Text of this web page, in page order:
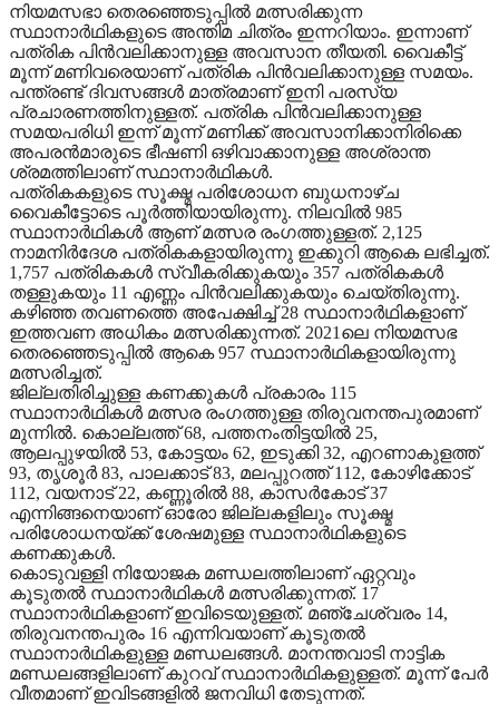
നിയമസഭാ തെരഞ്ഞെടുപ്പില്‍ മത്സരിക്കുന്ന
സ്ഥാനാര്‍ഥികളുടെ അന്തിമ ചിത്രം ഇന്നറിയാം. ഇന്നാണ്
പത്രിക പിന്‍വലിക്കാനുള്ള അവസാന തീയതി. വൈകീട്ട്
മൂന്ന് മണിവരെയാണ് പത്രിക പിന്‍വലിക്കാനുള്ള സമയം.
പന്ത്രണ്ട് ദിവസങ്ങള്‍ മാത്രമാണ് ഇനി പരസ്യ
പ്രചാരണത്തിനുള്ളത്. പത്രിക പിന്‍വലിക്കാനുള്ള
സമയപരിധി ഇന്ന് മൂന്ന് മണിക്ക് അവസാനിക്കാനിരിക്കെ
അപരന്‍മാരുടെ ഭീഷണി ഒഴിവാക്കാനുള്ള അശ്രാന്ത
ശ്രമത്തിലാണ് സ്ഥാനാര്‍ഥികള്‍.
പത്രികകളുടെ സൂക്ഷ്മ പരിശോധന ബുധനാഴ്ച
വൈകീട്ടോടെ പൂര്‍ത്തിയായിരുന്നു. നിലവില്‍ 985
സ്ഥാനാര്‍ഥികള്‍ ആണ് മത്സര രംഗത്തുള്ളത്. 2,125
നാമനിര്‍ദേശ പത്രികകളായിരുന്നു ഇക്കുറി ആകെ ലഭിച്ചത്.
1,757 പത്രികകള്‍ സ്വീകരിക്കുകയും 357 പത്രികകള്‍
തള്ളുകയും 11 എണ്ണം പിന്‍വലിക്കുകയും ചെയ്തിരുന്നു.
കഴിഞ്ഞ തവണത്തെ അപേക്ഷിച്ച് 28 സ്ഥാനാര്‍ഥികളാണ്
ഇത്തവണ അധികം മത്സരിക്കുന്നത്. 2021ലെ നിയമസഭ
തെരഞ്ഞെടുപ്പില്‍ ആകെ 957 സ്ഥാനാര്‍ഥികളായിരുന്നു
മത്സരിച്ചത്.
ജില്ലതിരിച്ചുള്ള കണക്കുകള്‍ പ്രകാരം 115
സ്ഥാനാര്‍ഥികള്‍ മത്സര രംഗത്തുള്ള തിരുവനന്തപുരമാണ്
മുന്നില്‍. കൊല്ലത്ത് 68, പത്തനംതിട്ടയില്‍ 25,
ആലപ്പുഴയില്‍ 53, കോട്ടയം 62, ഇടുക്കി 32, എറണാകുളത്ത്
93, തൃശൂര്‍ 83, പാലക്കാട് 83, മലപ്പുറത്ത് 112, കോഴിക്കോട്
112, വയനാട് 22, കണ്ണൂരില്‍ 88, കാസര്‍കോട് 37
എന്നിങ്ങനെയാണ് ഓരോ ജില്ലകളിലും സൂക്ഷ്മ
പരിശോധനയ്ക്ക് ശേഷമുള്ള സ്ഥാനാര്‍ഥികളുടെ
കണക്കുകള്‍.
കൊടുവള്ളി നിയോജക മണ്ഡലത്തിലാണ് ഏറ്റവും
കൂടുതല്‍ സ്ഥാനാര്‍ഥികള്‍ മത്സരിക്കുന്നത്. 17
സ്ഥാനാര്‍ഥികളാണ് ഇവിടെയുള്ളത്. മഞ്ചേശ്വരം 14,
തിരുവനന്തപുരം 16 എന്നിവയാണ് കൂടുതല്‍
സ്ഥാനാര്‍ഥികളുള്ള മണ്ഡലങ്ങള്‍. മാനന്തവാടി നാട്ടിക
മണ്ഡലങ്ങളിലാണ് കുറവ് സ്ഥാനാര്‍ഥികളുള്ളത്. മൂന്ന് പേര്‍
വീതമാണ് ഇവിടങ്ങളില്‍ ജനവിധി തേടുന്നത്.